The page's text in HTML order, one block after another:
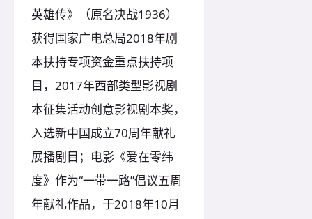
英雄传》（原名决战1936）
获得国家广电总局2018年剧
本扶持专项资金重点扶持项
目，2017年西部类型影视剧
本征集活动创意影视剧本奖，
入选新中国成立70周年献礼
展播剧目；电影《爱在零纬
度》作为“一带一路”倡议五周
年献礼作品，于2018年10月